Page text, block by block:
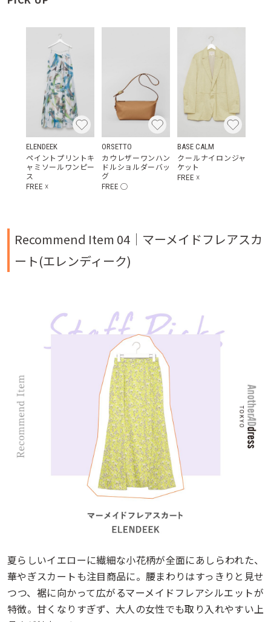
ELENDEEK
ペイントプリントキ
ャミソールワンピー
ス
FREE ☓
ORSETTO
カウレザーワンハン
ドルショルダーバッ
グ
FREE ◯
BASE CALM
クールナイロンジャ
ケット
FREE ☓
Recommend Item 04｜マーメイドフレアスカ
ート(エレンディーク)
夏らしいイエローに繊細な小花柄が全面にあしらわれた、
華やぎスカートも注目商品に。腰まわりはすっきりと見せ
つつ、裾に向かって広がるマーメイドフレアシルエットが
特徴。甘くなりすぎず、大人の女性でも取り入れやすい上